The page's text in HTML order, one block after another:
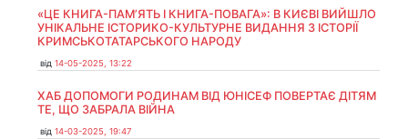
«ЦЕ КНИГА-ПАМ’ЯТЬ І КНИГА-ПОВАГА»: В КИЄВІ ВИЙШЛО
УНІКАЛЬНЕ ІСТОРИКО-КУЛЬТУРНЕ ВИДАННЯ З ІСТОРІЇ
КРИМСЬКОТАТАРСЬКОГО НАРОДУ
від 14-05-2025, 13:22
ХАБ ДОПОМОГИ РОДИНАМ ВІД ЮНІСЕФ ПОВЕРТАЄ ДІТЯМ
ТЕ, ЩО ЗАБРАЛА ВІЙНА
від 14-03-2025, 19:47